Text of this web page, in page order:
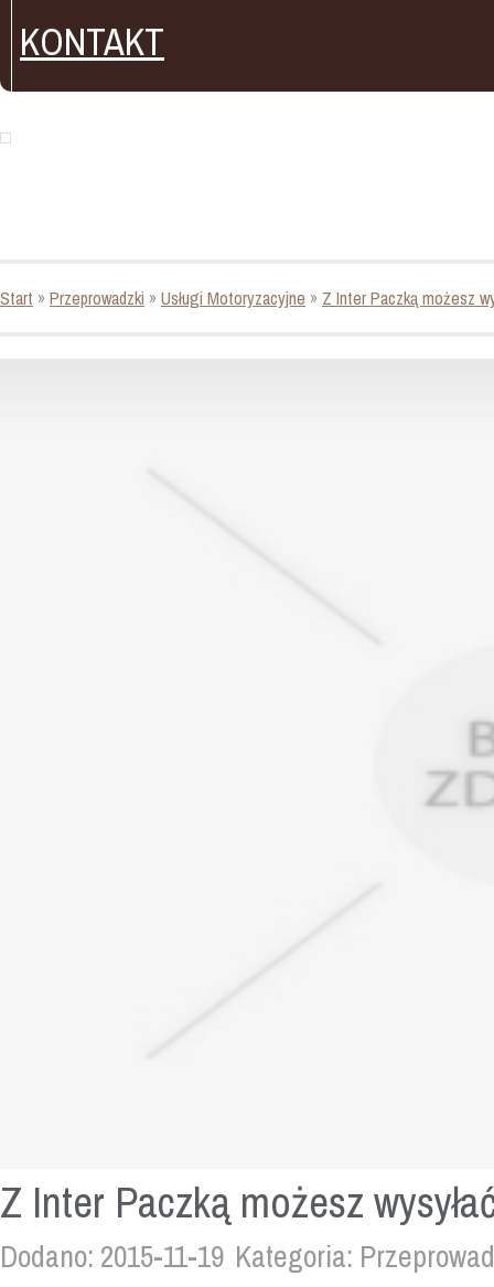
KONTAKT
Start »Przeprowadzki »Usługi Motoryzacyjne » Z Inter Paczką możesz
Z Inter Paczką możesz
Dodano: 2015-11-19 Kategoria: